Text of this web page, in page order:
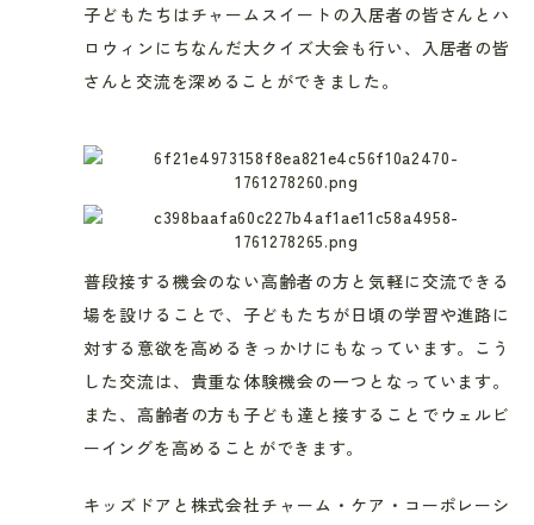
子どもたちはチャームスイートの入居者の皆さんとハ
ロウィンにちなんだ大クイズ大会も行い、入居者の皆
さんと交流を深めることができました。
普段接する機会のない高齢者の方と気軽に交流できる
場を設けることで、子どもたちが日頃の学習や進路に
対する意欲を高めるきっかけにもなっています。こう
した交流は、貴重な体験機会の一つとなっています。
また、高齢者の方も子ども達と接することでウェルビ
ーイングを高めることができます。
キッズドアと株式会社チャーム・ケア・コーポレーシ